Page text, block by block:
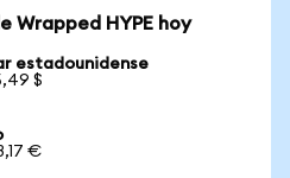
Wrapped HYPE hoy
estadounidense
$
€